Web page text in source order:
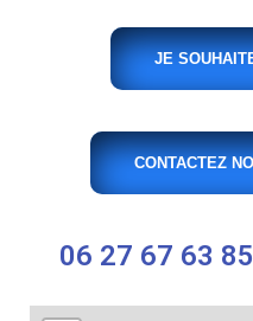
JE
CONTACTEZ
06 27 67 63